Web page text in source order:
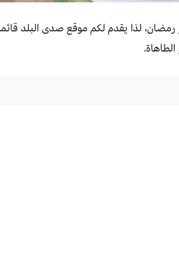
رمضان، لذا يقدم لكم موقع صدى البلد